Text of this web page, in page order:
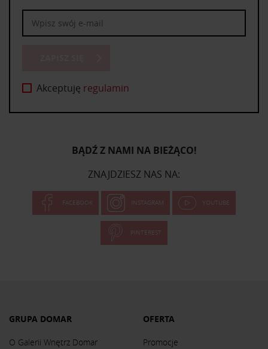
Akceptuję regulamin
BĄDŹ Z NAMI NA BIEŻĄCO!
ZNAJDZIESZ NAS NA:
FACEBOOK INSTAGRAM YOUTUBE
PINTEREST
GRUPA DOMAR
O Galerii Wnętrz Domar
OFERTA
Promocje